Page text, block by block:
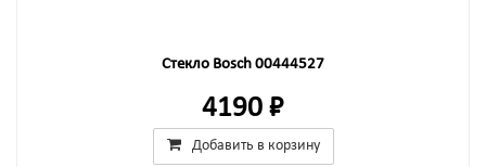
Стекло Bosch 00444527
4190 ₽
Добавить в корзину